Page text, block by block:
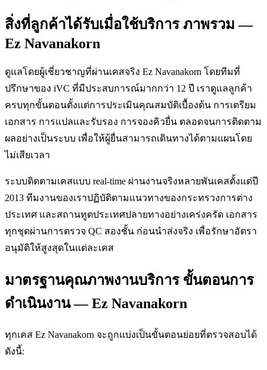
สิ่งที่ลูกค้าได้รับเมื่อใช้บริการ ภาพรวม —
Ez Navanakorn
ดูแลโดยผู้เชี่ยวชาญที่ผ่านเคสจริง Ez Navanakorn โดยทีมที่
ปรึกษาของ iVC ที่มีประสบการณ์มากกว่า 12 ปี เราดูแลลูกค้า
ครบทุกขั้นตอนตั้งแต่การประเมินคุณสมบัติเบื้องต้น การเตรียม
เอกสาร การแปลและรับรอง การจองคิวยื่น ตลอดจนการติดตาม
ผลอย่างเป็นระบบ เพื่อให้ผู้ยื่นสามารถเดินทางได้ตามแผนโดย
ไม่เสียเวลา
ระบบติดตามเคสแบบ real-time ผ่านงานจริงหลายพันเคสตั้งแต่ปี
2013 ทีมงานของเราปฏิบัติตามแนวทางของกระทรวงการต่าง
ประเทศ และสถานทูตประเทศปลายทางอย่างเคร่งครัด เอกสาร
ทุกชุดผ่านการตรวจ QC สองชั้น ก่อนนำส่งจริง เพื่อรักษาอัตรา
อนุมัติให้สูงสุดในแต่ละเคส
มาตรฐานคุณภาพงานบริการ ขั้นตอนการ
ดำเนินงาน — Ez Navanakorn
ทุกเคส Ez Navanakorn จะถูกแบ่งเป็นขั้นตอนย่อยที่ตรวจสอบได้
ดังนี้: